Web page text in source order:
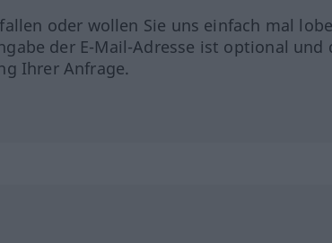
oder wollen Sie uns einfach mal
der E-Mail-Adresse ist optional und
Ihrer Anfrage.